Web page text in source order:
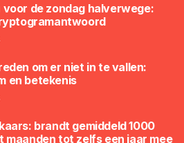
voor de zondag halverwege:
om er niet in te vallen:
en betekenis
brandt gemiddeld 1000
maanden tot zelfs een jaar mee